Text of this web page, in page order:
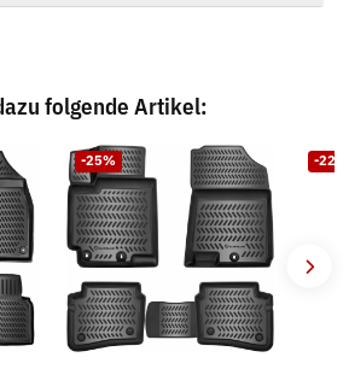
folgende Artikel:
-25% -22%